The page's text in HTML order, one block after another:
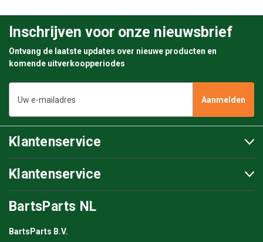
Inschrijven voor onze nieuwsbrief
Ontvang de laatste updates over nieuwe producten en
komende uitverkoopperiodes
mailadres
Klantenservice
Klantenservice
BartsParts NL
BartsParts B.V.